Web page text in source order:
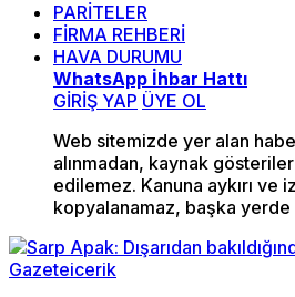
PARİTELER
FİRMA REHBERİ
HAVA DURUMU
WhatsApp İhbar Hattı
GİRİŞ YAP ÜYE OL
Web sitemizde yer alan
alınmadan, kaynak
edilemez. Kanuna aykırı ve
kopyalanamaz, başka yerde